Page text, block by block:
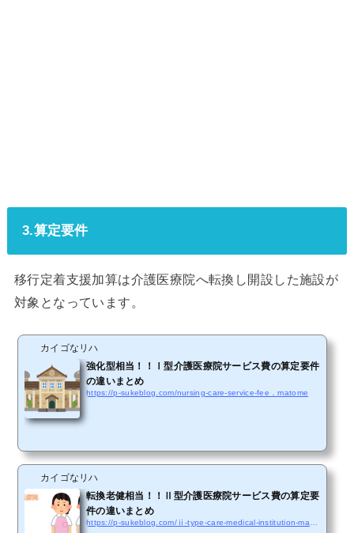
3.算定要件
移行定着支援加算は介護医療院へ転換し開設した施設が
対象となっています。
カイゴなリハ
強化型相当！！Ⅰ型介護医療院サービス費の算定要件
の違いまとめ
https://p-sukeblog.com/nursing-care-service-fee．matome
カイゴなリハ
転換老健相当！！Ⅱ型介護医療院サービス費の算定要
件の違いまとめ